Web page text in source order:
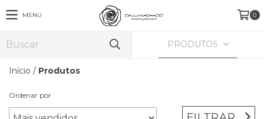
MENU 0
PRODUTOS
Início / Produtos
Ordenar por